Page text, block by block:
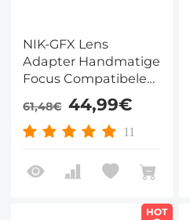
NIK-GFX Lens
Adapter Handmatige
Focus Compatibele
Nikon F Lenzen voor
Fuji GFX Camera
Lichaam
61,48€ 44,99€
11
HOT